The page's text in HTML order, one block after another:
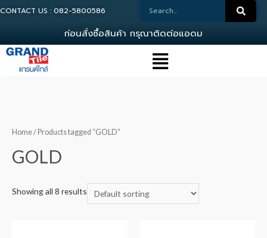
CONTACT US : 082-5800586
กอนสงซอสนคา กรณาตดตอแอดมน
Home/ Products tagged “GOLD”
GOLD
Showing all 8 results